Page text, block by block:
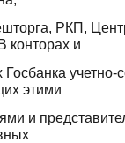
РКП,
конторах и
Госбанка
этими
и